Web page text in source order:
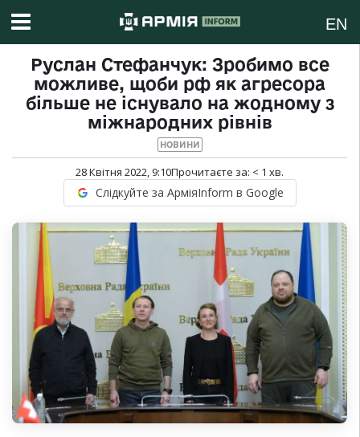
EN
Руслан Стефанчук: Зробимо все
можливе, щоби рф як агресора
більше не існувало на жодному з
міжнародних рівнів
НОВИНИ
28 Квітня 2022, 9:10Прочитаєте за: < 1 хв.
Слідкуйте за АрміяInform в Google